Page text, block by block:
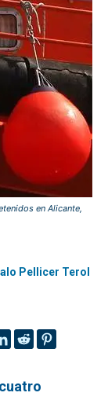
en Alicante,
Pellicer Terol
cuatro